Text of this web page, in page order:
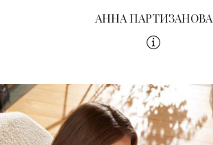
АННА ПАРТИЗАНОВА